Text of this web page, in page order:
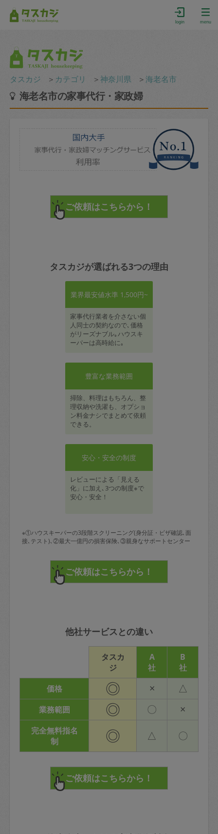
login menu
タスカジ ＞ カテゴリ ＞神奈川県 ＞海老名市
海老名市の家事代行・家政婦
タスカジが選ばれる3つの理由
業界最安値水準 1,500円~
家事代行業者を介さない個
人同士の契約なので､価格
がリーズナブル｡ハウスキ
ーパーは高時給に｡
豊富な業務範囲
掃除、料理はもちろん、整
理収納や洗濯も、オプショ
ン料金ナシでまとめて依頼
できる。
安心・安全の制度
レビューによる「見える
化」に加え､3つの制度※で
安心・安全！
※①ハウスキーパーの3段階スクリーニング(身分証・ビザ確認､面
接､テスト)､②最大一億円の損害保険､③親身なサポートセンター
他社サービスとの違い
タスカ
ジ
A
社
B
社
価格
◎ × △
業務範囲 ◎ 〇 ×
完全無料指名
制
◎ △ 〇